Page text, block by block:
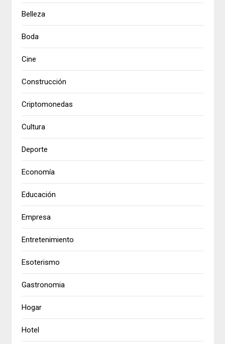
Belleza
Boda
Cine
Construcción
Criptomonedas
Cultura
Deporte
Economía
Educación
Empresa
Entretenimiento
Esoterismo
Gastronomia
Hogar
Hotel